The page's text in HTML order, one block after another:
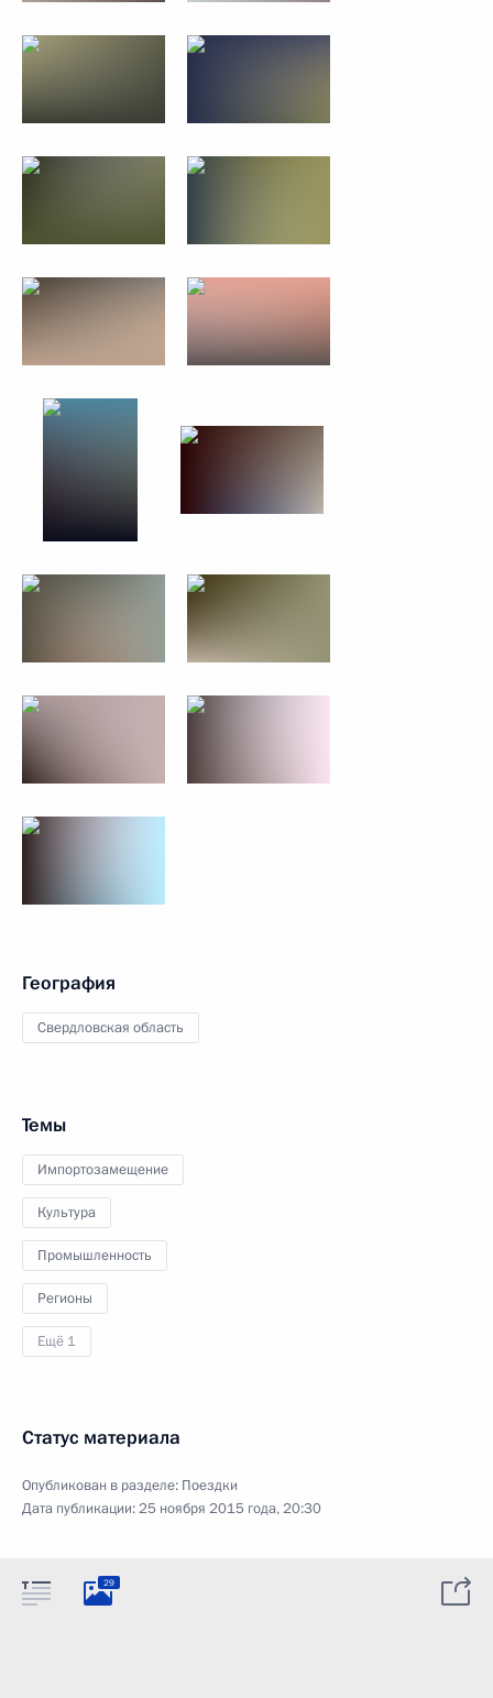
География
Свердловская область
Темы
Импортозамещение
Культура
Промышленность
Регионы
Ещё 1
Статус материала
Опубликован в разделе: Поездки
Дата публикации:25 ноября 2015 года, 20:30
29